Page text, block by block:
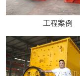
工程案例